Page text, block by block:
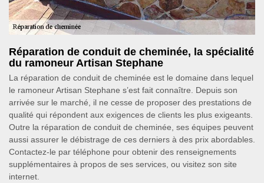
Réparation de conduit de cheminée, la spécialité
du ramoneur Artisan Stephane
La réparation de conduit de cheminée est le domaine dans lequel
le ramoneur Artisan Stephane s’est fait connaître. Depuis son
arrivée sur le marché, il ne cesse de proposer des prestations de
qualité qui répondent aux exigences de clients les plus exigeants.
Outre la réparation de conduit de cheminée, ses équipes peuvent
aussi assurer le débistrage de ces derniers à des prix abordables.
Contactez-le par téléphone pour obtenir des renseignements
supplémentaires à propos de ses services, ou visitez son site
internet.